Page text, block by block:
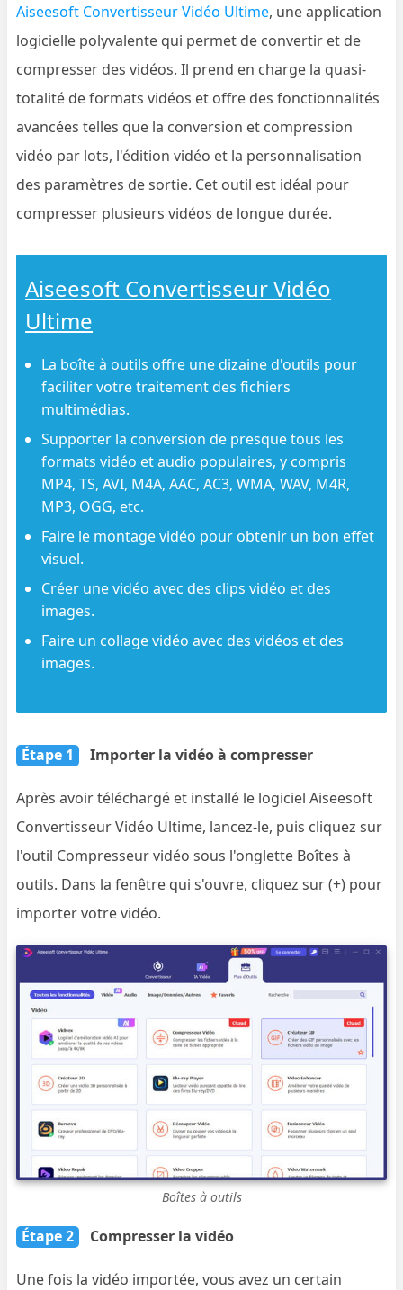
Aiseesoft Convertisseur Vidéo Ultime, une application
logicielle polyvalente qui permet de convertir et de
compresser des vidéos. Il prend en charge la quasi-
totalité de formats vidéos et offre des fonctionnalités
avancées telles que la conversion et compression
vidéo par lots, l'édition vidéo et la personnalisation
des paramètres de sortie. Cet outil est idéal pour
compresser plusieurs vidéos de longue durée.
Aiseesoft Convertisseur Vidéo
Ultime
La boîte à outils offre une dizaine d'outils pour
faciliter votre traitement des fichiers
multimédias.
Supporter la conversion de presque tous les
formats vidéo et audio populaires, y compris
MP4, TS, AVI, M4A, AAC, AC3, WMA, WAV, M4R,
MP3, OGG, etc.
Faire le montage vidéo pour obtenir un bon effet
visuel.
Créer une vidéo avec des clips vidéo et des
images.
Faire un collage vidéo avec des vidéos et des
images.
Étape 1 Importer la vidéo à compresser
Après avoir téléchargé et installé le logiciel Aiseesoft
Convertisseur Vidéo Ultime, lancez-le, puis cliquez sur
l'outil Compresseur vidéo sous l'onglette Boîtes à
outils. Dans la fenêtre qui s'ouvre, cliquez sur (+) pour
importer votre vidéo.
Boîtes à outils
Étape 2 Compresser la vidéo
Une fois la vidéo importée, vous avez un certain